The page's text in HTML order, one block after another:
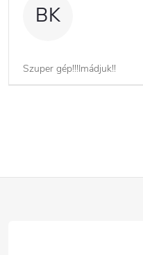
BK
Szuper gép!!!Imádjuk!!